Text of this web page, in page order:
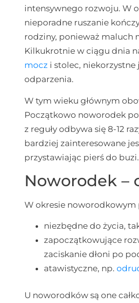
intensywnego rozwoju. W
nieporadne ruszanie
rodziny, ponieważ maluch
Kilkukrotnie w ciągu dnia
mocz i stolec,
odparzenia.
W tym wieku głównym
Początkowo noworodek
z reguły odbywa się 8-12
bardziej zainteresowane
przystawiając pierś do buzi.
Noworodek –
W okresie noworodkowym
niezbędne do życia,
zapoczątkowujące
zaciskanie dłoni po
atawistyczne, np.
U noworodków są one